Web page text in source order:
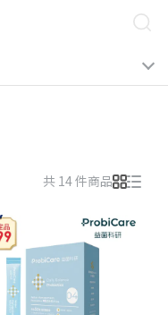
共 14 件商品